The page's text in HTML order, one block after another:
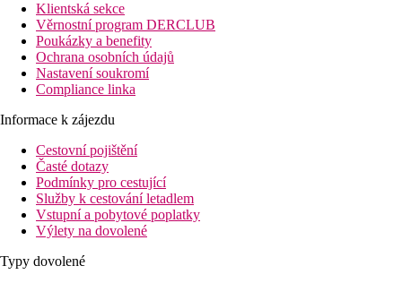
Klientská sekce
Věrnostní program DERCLUB
Poukázky a benefity
Ochrana osobních údajů
Nastavení soukromí
Compliance linka
Informace k zájezdu
Cestovní pojištění
Časté dotazy
Podmínky pro cestující
Služby k cestování letadlem
Vstupní a pobytové poplatky
Výlety na dovolené
Typy dovolené